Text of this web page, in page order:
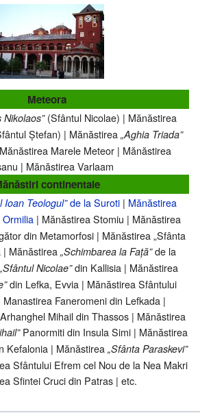
Meteora
Nikolaos”(Sfântul Nicolae) | Mănăstirea
Ștefan) | Mănăstirea „Aghia Triada”
Marele Meteor | Mănăstirea
| Mănăstirea Varlaam
continentale
Ioan Teologul”de la Suroti | Mănăstirea
| Mănăstirea Stomiu | Mănăstirea
din Metamorfosi | Mănăstirea „Sfânta
| Mănăstirea„Schimbarea la Față”de la
„Sfântul Nicolae”din Kallisia | Mănăstirea
din Lefka, Evvia | Mănăstirea Sfântului
Faneromeni din Lefkada |
Mihail din Thassos | Mănăstirea
Panormiti din Insula Simi | Mănăstirea
Kefalonia | Mănăstirea „Sfânta Paraskevi”
Sfântului Efrem cel Nou de la Nea Makri
Sfintei Cruci din Patras | etc.